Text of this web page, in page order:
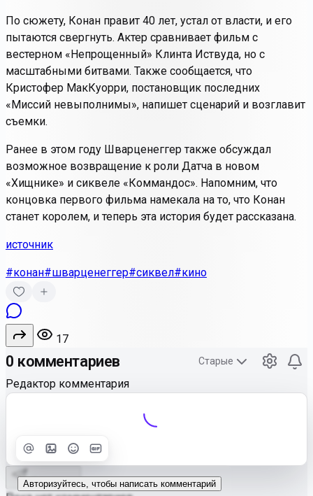
По сюжету, Конан правит 40 лет, устал от власти, и его
пытаются свергнуть. Актер сравнивает фильм с
вестерном «Непрощенный» Клинта Иствуда, но с
масштабными битвами. Также сообщается, что
Кристофер МакКуорри, постановщик последних
«Миссий невыполнимы», напишет сценарий и возглавит
съемки.
Ранее в этом году Шварценеггер также обсуждал
возможное возвращение к роли Датча в новом
«Хищнике» и сиквеле «Коммандос». Напомним, что
концовка первого фильма намекала на то, что Конан
станет королем, и теперь эта история будет рассказана.
источник
#конан#шварценеггер#сиквел#кино
17
0 комментариев Старые
Редактор комментария
Улучшить
Авторизуйтесь, чтобы написать комментарий
Отправить